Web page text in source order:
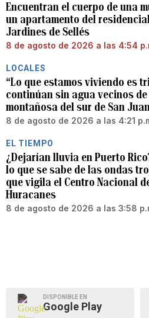
Encuentran el cuerpo de una
un apartamento del
Jardines de Sellés
8 de agosto de 2026 a las 4:54
LOCALES
“Lo que estamos viviendo es
continúan sin agua vecinos
montañosa del sur de San
8 de agosto de 2026 a las 4:21
EL TIEMPO
¿Dejarían lluvia en Puerto
lo que se sabe de las ondas
que vigila el Centro Nacional
Huracanes
8 de agosto de 2026 a las 3:58
DISPONIBLE EN
Google Play